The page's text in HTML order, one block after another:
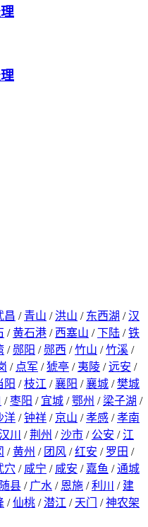
昌 / 青山 / 洪山 / 东西湖 /汉
/黄石港 / 西塞山 /下陆 /铁
/ 郧阳 / 郧西 /竹山 /竹溪 /
/ 点军 /猇亭 / 夷陵 /远安 /
阳 /枝江 /襄阳 /襄城 /樊城
/枣阳 / 宜城 /鄂州 / 梁子湖 /
洋 /钟祥 / 京山 /孝感 /孝南
川 /荆州 /沙市 / 公安 / 江
/黄州 / 团风 /红安 / 罗田 /
穴 / 咸宁 / 咸安 / 嘉鱼 /通城
随县 / 广水 / 恩施 /利川 / 建
/仙桃 /潜江 / 天门 /神农架